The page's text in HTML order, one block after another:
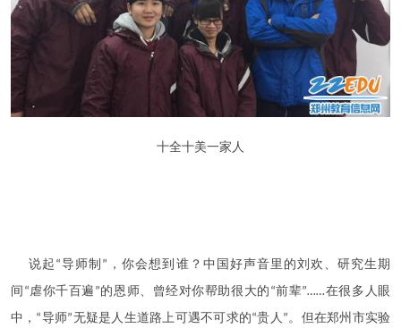
十全十美一家人
说起 “导师制 ” ，你会想到谁？中国好声音里的刘欢、研究生期
间 “虐你千百遍 ”的恩师、曾经对你帮助很大的 “前辈”……在很多人眼
中， “导师”无疑是人生道路上可遇不可求的“贵人 ”。但在郑州市实验